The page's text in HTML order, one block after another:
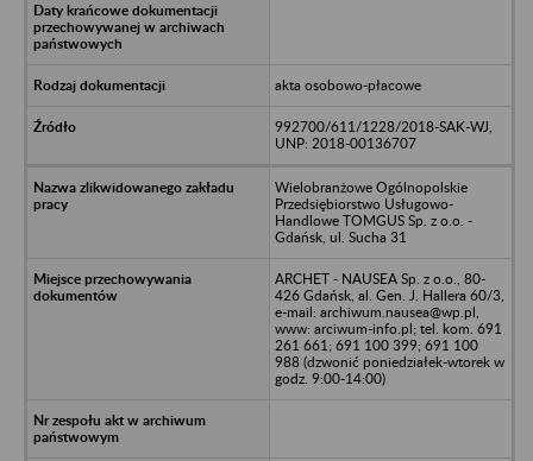
akta osobowo-płacowe
992700/611/1228/2018-SAK-WJ,
UNP: 2018-00136707
Wielobranżowe Ogólnopolskie
Przedsiębiorstwo Usługowo-
Handlowe TOMGUS Sp. z o.o. -
Gdańsk, ul. Sucha 31
ARCHET - NAUSEA Sp. z o.o., 80-
426 Gdańsk, al. Gen. J. Hallera 60/3,
e-mail: archiwum.nausea@wp.pl,
www: arciwum-info.pl; tel. kom. 691
261 661; 691 100 399; 691 100
988 (dzwonić poniedziałek-wtorek w
godz. 9:00-14:00)